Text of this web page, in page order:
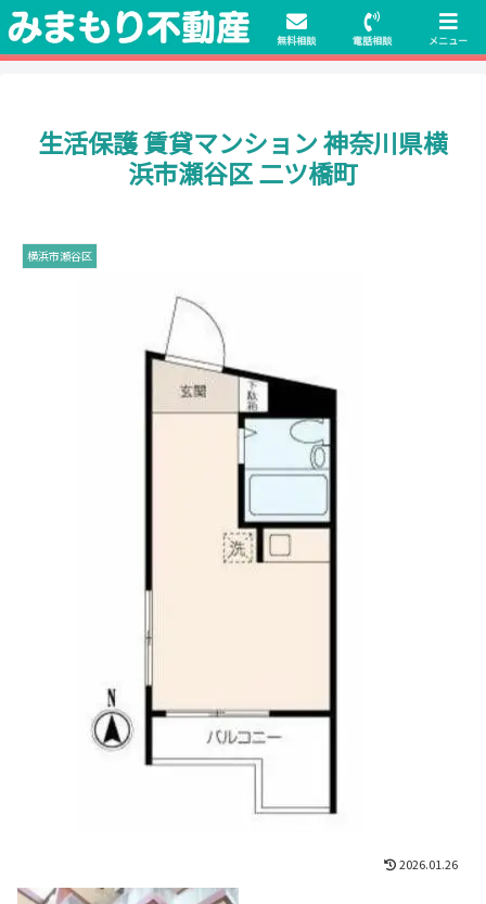
初期費用無料物件や保証人不要の物件も豊富にご用意！相談料無料でも申
請・手続きサポート付き！
生活保護 賃貸マンション 神奈川県横
浜市瀬谷区 二ツ橋町
横浜市瀬谷区
2026.01.26
無料相談 電話相談 メニュー